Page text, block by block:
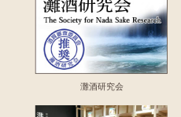
灘酒研究会